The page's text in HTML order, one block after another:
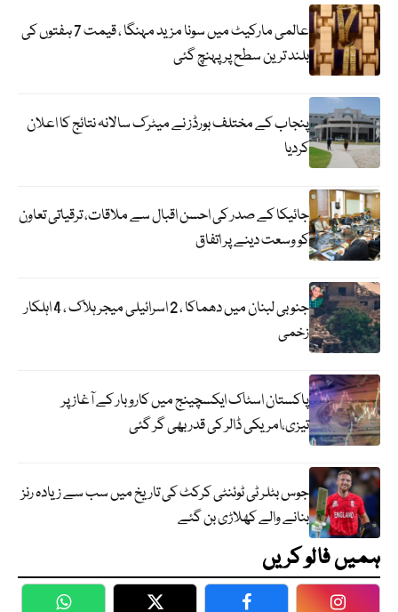
عالمی مارکیٹ میں سونا مزید مہنگا ، قیمت 7 ہفتوں کی
بلند ترین سطح پر پہنچ گئی
پنجاب کے مختلف بورڈز نے میٹرک سالانہ نتائج کا اعلان
کردیا
جائیکا کے صدر کی احسن اقبال سے ملاقات، ترقیاتی تعاون
کو وسعت دینے پر اتفاق
جنوبی لبنان میں دھماکا ، 2 اسرائیلی میجر ہلاک ، 4 اہلکار
زخمی
پاکستان اسٹاک ایکسچینج میں کاروبار کے آغاز پر
تیزی،امریکی ڈالر کی قدر بھی گر گئی
جوس بٹلر ٹی ٹوئنٹی کرکٹ کی تاریخ میں سب سے زیادہ رنز
بنانے والے کھلاڑی بن گئے
ہمیں فالو کریں